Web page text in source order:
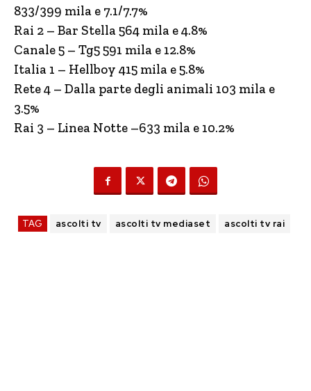
833/399 mila e 7.1/7.7%
Rai 2 – Bar Stella 564 mila e 4.8%
Canale 5 – Tg5 591 mila e 12.8%
Italia 1 – Hellboy 415 mila e 5.8%
Rete 4 – Dalla parte degli animali 103 mila e
3.5%
Rai 3 – Linea Notte –633 mila e 10.2%
TAG ascolti tv ascolti tv mediaset ascolti tv rai